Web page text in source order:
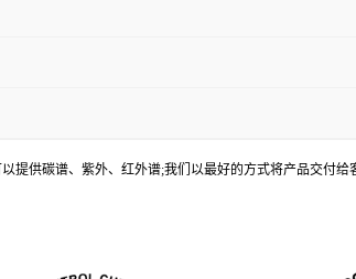
提供碳谱、紫外、红外谱;我们以最好的方式将产品交付